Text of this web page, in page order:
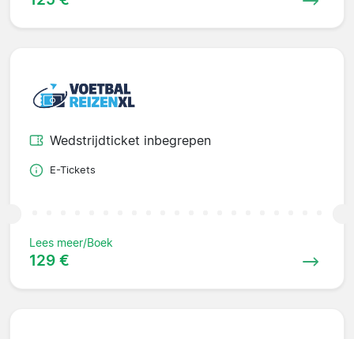
Wedstrijdticket inbegrepen
E-Tickets
Lees meer/Boek
129 €